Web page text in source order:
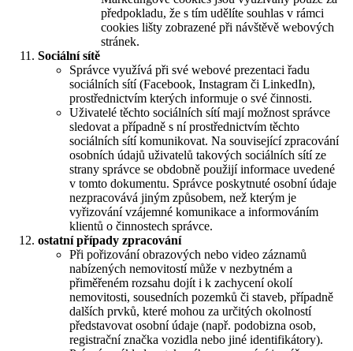
předpokladu, že s tím udělíte souhlas v rámci
cookies lišty zobrazené při návštěvě webových
stránek.
Sociální sítě
Správce využívá při své webové prezentaci řadu
sociálních sítí (Facebook, Instagram či LinkedIn),
prostřednictvím kterých informuje o své činnosti.
Uživatelé těchto sociálních sítí mají možnost správce
sledovat a případně s ní prostřednictvím těchto
sociálních sítí komunikovat. Na související zpracování
osobních údajů uživatelů takových sociálních sítí ze
strany správce se obdobně použijí informace uvedené
v tomto dokumentu. Správce poskytnuté osobní údaje
nezpracovává jiným způsobem, než kterým je
vyřizování vzájemné komunikace a informováním
klientů o činnostech správce.
ostatní případy zpracování
Při pořizování obrazových nebo video záznamů
nabízených nemovitostí může v nezbytném a
přiměřeném rozsahu dojít i k zachycení okolí
nemovitosti, sousedních pozemků či staveb, případně
dalších prvků, které mohou za určitých okolností
představovat osobní údaje (např. podobizna osob,
registrační značka vozidla nebo jiné identifikátory).